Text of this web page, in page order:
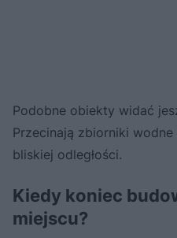
Podobne obiekty widać
Przecinają zbiorniki
bliskiej odległości.
Kiedy koniec
miejscu?